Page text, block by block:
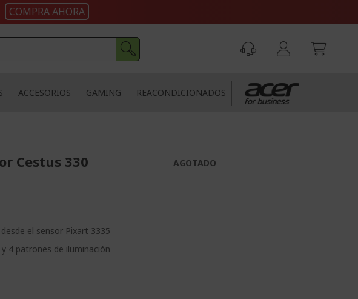
COMPRA AHORA
ACCESORIOS GAMING REACONDICIONADOS
Cestus 330
el sensor Pixart 3335
4 patrones de iluminación
AGOTADO